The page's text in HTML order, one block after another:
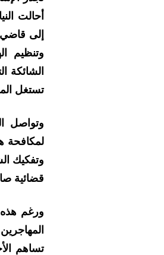
أحالت
إلى قاضي
وتنظيم
الشائكة
تستغل
وتواصل
لمكافحة
وتفكيك
قضائية
ورغم هذه
تساهم